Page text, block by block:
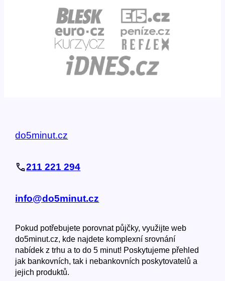
do5minut.cz
211 221 294
info@do5minut.cz
Pokud potřebujete porovnat půjčky, využijte web
do5minut.cz, kde najdete komplexní srovnání
nabídek z trhu a to do 5 minut! Poskytujeme přehled
jak bankovních, tak i nebankovních poskytovatelů a
jejich produktů.